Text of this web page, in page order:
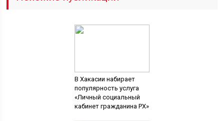
В Хакасии набирает
популярность услуга
«Личный социальный
кабинет гражданина РХ»